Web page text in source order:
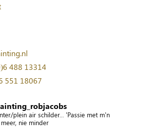
488 13314
551 18067
plein air schilder... 'Passie met m'n
nie minder